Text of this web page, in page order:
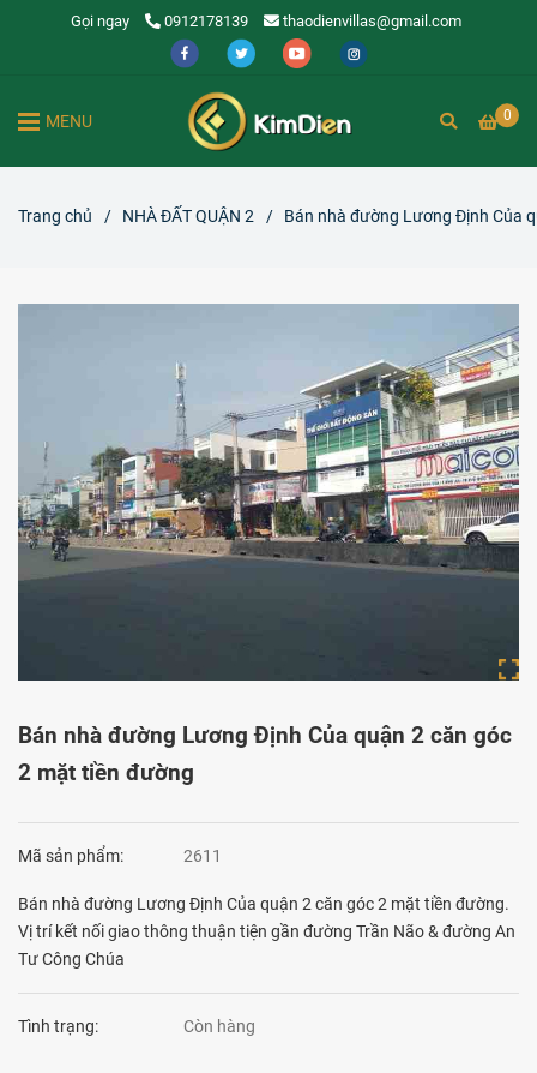
Gọi ngay 0912178139 thaodienvillas@gmail.com
0
MENU
Trang chủ / NHÀ ĐẤT QUẬN 2 / Bán nhà đường Lương Định Của
Bán nhà đường Lương Định Của quận 2 căn góc
2 mặt tiền đường
Mã sản phẩm: 2611
Bán nhà đường Lương Định Của quận 2 căn góc 2 mặt tiền đường.
Vị trí kết nối giao thông thuận tiện gần đường Trần Não & đường An
Tư Công Chúa
Tình trạng: Còn hàng